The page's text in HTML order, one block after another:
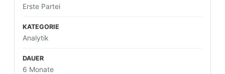
Erste Partei
Analytik
6 Monate